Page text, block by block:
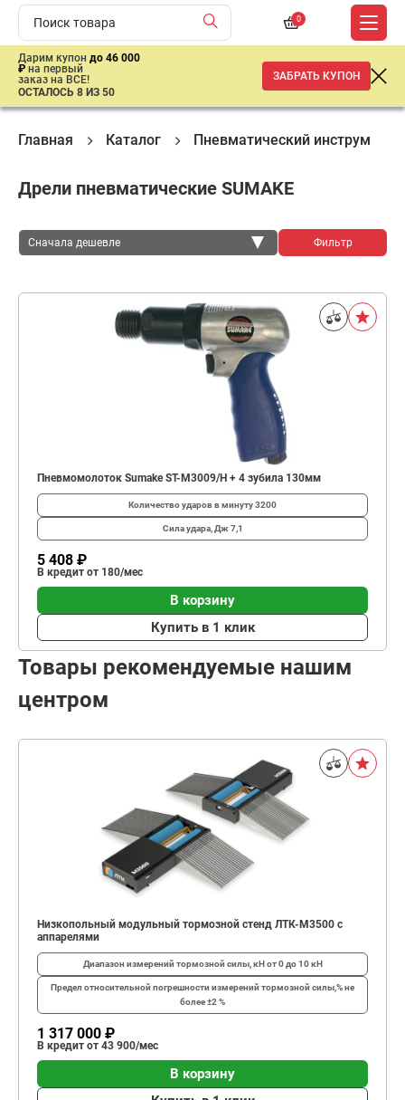
0
Дарим купон до 46 000
₽ на первый
заказ на ВСЕ!
ОСТАЛОСЬ 8 ИЗ 50
ЗАБРАТЬ КУПОН
Главная Каталог Пневматический инструмент
Дрели пневматические SUMAKE
Сначала дешевле Фильтр
Пневмомолоток Sumake ST-M3009/H + 4 зубила 130мм
Количество ударов в минуту3200
Сила удара, Дж 7,1
5 408 ₽
В кредит от 180/мес
В корзину
Купить в 1 клик
Товары рекомендуемые нашим
центром
Низкопольный модульный тормозной стенд ЛТК-М3500 с
аппарелями
Диапазон измерений тормозной силы, кНот 0 до 10 кН
Предел относительной погрешности измерений тормозной силы,%не
более ±2 %
1 317 000 ₽
В кредит от 43 900/мес
В корзину